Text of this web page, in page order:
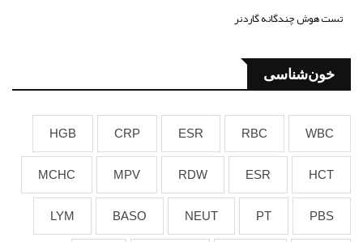
تست هوش چندگانه گاردنر
خون‌شناسی
WBC
RBC
ESR
CRP
HGB
HCT
ESR
RDW
MPV
MCHC
PBS
PT
NEUT
BASO
LYM